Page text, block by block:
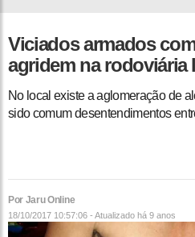
Viciados armados
agridem na rodoviária
No local existe a aglomeração de
sido comum desentendimentos
Por Jaru Online
18/10/2017 10:57:06 - Atualizado há 9 anos